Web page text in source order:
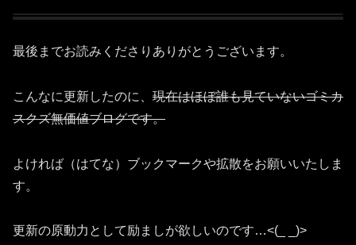
最後までお読みくださりありがとうございます。
こんなに更新したのに、 現在はほぼ誰も見ていないゴミカ
スクズ無価値ブログです。
よければ（はてな）ブックマークや拡散をお願いいたしま
す。
更新の原動力として励ましが欲しいのです…<(_ _)>